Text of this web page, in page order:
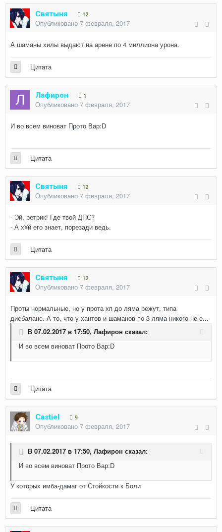
Святыня 12
Опубликовано 7 февраля, 2017
А шаманы хилы выдают на арене по 4 миллиона урона.
Цитата
Лафирон 1
Опубликовано 7 февраля, 2017
И во всем виноват Прото Вар:D
Цитата
Святыня 12
Опубликовано 7 февраля, 2017
- Эй, ретрик! Где твой ДПС?
- А х¥й его знает, порезади ведь.
Цитата
Святыня 12
Опубликовано 7 февраля, 2017
Проты нормальные, но у прота хп до ляма режут, типа
дисбаланс. А то, что у хантов и шаманов по 3 ляма никого не е...
В 07.02.2017 в 17:50, Лафирон сказал:
И во всем виноват Прото Вар:D
Цитата
Castiel 9
Опубликовано 7 февраля, 2017
В 07.02.2017 в 17:50, Лафирон сказал:
И во всем виноват Прото Вар:D
У которых имба-дамаг от Стойкости к Боли
Цитата